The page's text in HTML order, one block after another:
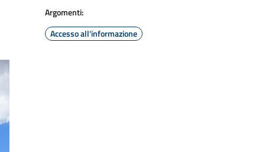
Argomenti:
Accesso all'informazione